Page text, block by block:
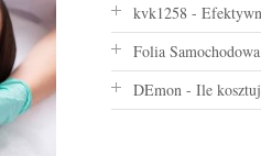
kvk1258 -
Folia Samochodowa
DEmon - Ile